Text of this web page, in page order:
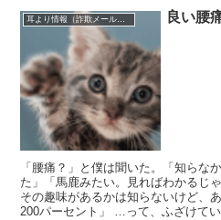
耳より情報（詐欺メール注意報） 良い腰
「腰痛？」と僕は聞いた。「知らな
た」「馬鹿みたい。見ればわかるじ
その趣味があるかは知らないけど、
200パーセント」 …って、ふざけて